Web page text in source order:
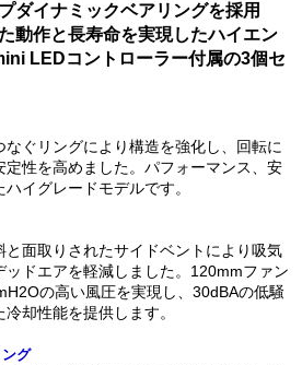
ダイナミックベアリングを採用
動作と長寿命を実現したハイエン
LEDコントローラー付属の3個セ
ぐリングにより構造を強化し、回転に
定性を高めました。パフォーマンス、安
イグレードモデルです。
と面取りされたサイドベントにより吸気
ドエアを軽減しました。120mmファン
の高い風圧を実現し、30dBAの低騒
却性能を提供します。
グ